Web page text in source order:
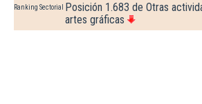
Ranking Sectorial
Posición 1.683 de Otras
artes gráficas